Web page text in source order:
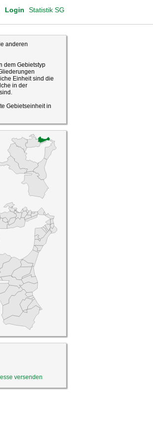
Login Statistik SG
anderen
dem Gebietstyp
Einheit sind die
in der
Gebietseinheit in
versenden